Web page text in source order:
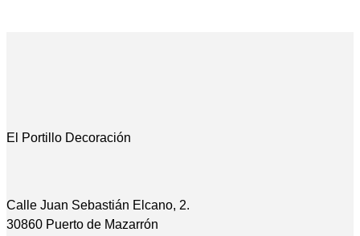
El Portillo Decoración
Calle Juan Sebastián Elcano, 2.
30860 Puerto de Mazarrón